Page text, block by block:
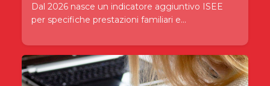
Dal 2026 nasce un indicatore aggiuntivo ISEE
per specifiche prestazioni familiari e...